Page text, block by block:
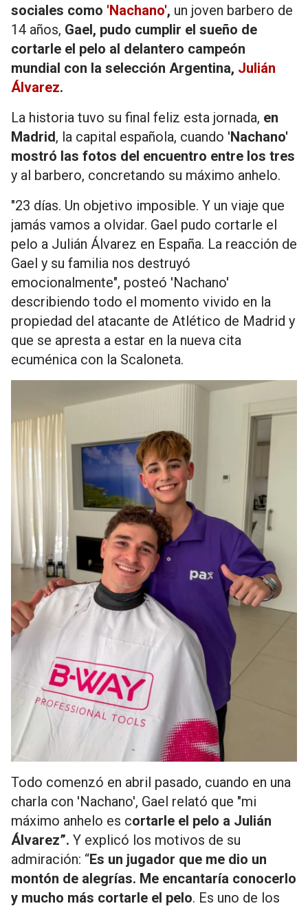
sociales como 'Nachano', un joven barbero de
14 años, Gael, pudo cumplir el sueño de
cortarle el pelo al delantero campeón
mundial con la selección Argentina, Julián
Álvarez.
La historia tuvo su final feliz esta jornada, en
Madrid, la capital española, cuando 'Nachano'
mostró las fotos del encuentro entre los tres
y al barbero, concretando su máximo anhelo.
"23 días. Un objetivo imposible. Y un viaje que
jamás vamos a olvidar. Gael pudo cortarle el
pelo a Julián Álvarez en España. La reacción de
Gael y su familia nos destruyó
emocionalmente", posteó 'Nachano'
describiendo todo el momento vivido en la
propiedad del atacante de Atlético de Madrid y
que se apresta a estar en la nueva cita
ecuménica con la Scaloneta.
Todo comenzó en abril pasado, cuando en una
charla con 'Nachano', Gael relató que "mi
máximo anhelo es cortarle el pelo a Julián
Álvarez”. Y explicó los motivos de su
admiración: “Es un jugador que me dio un
montón de alegrías. Me encantaría conocerlo
y mucho más cortarle el pelo. Es uno de los